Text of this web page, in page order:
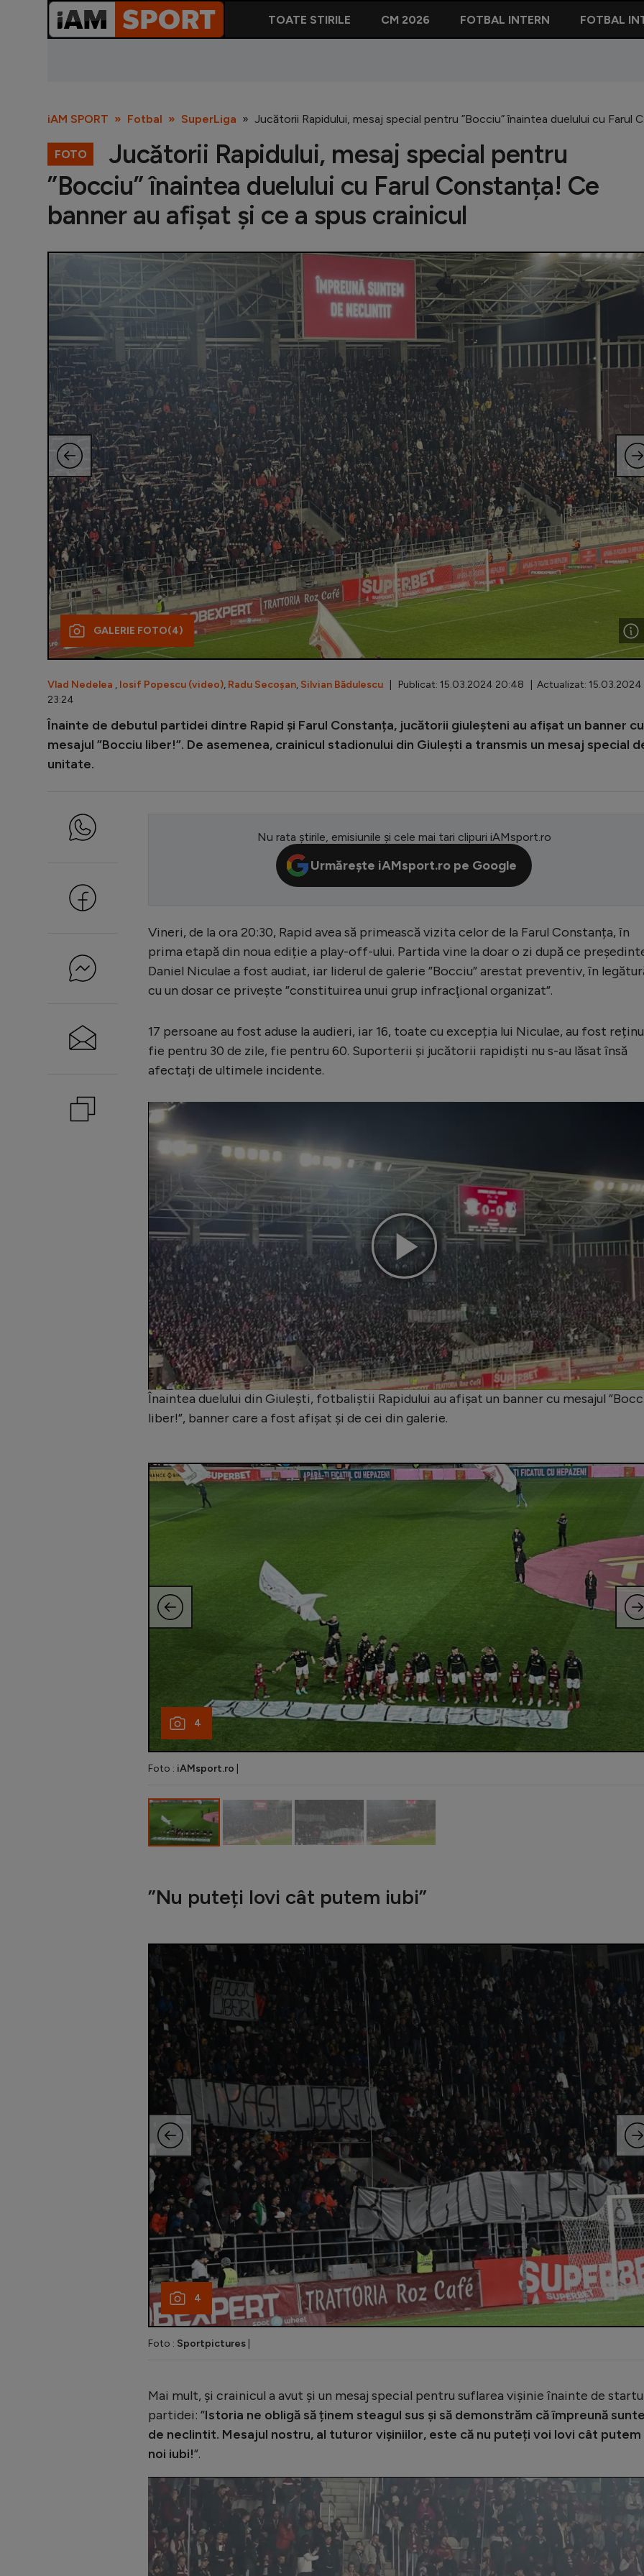
TOATE STIRILE CM 2026 FOTBAL INTERN FOTBAL
iAM SPORT Fotbal SuperLiga Jucătorii Rapidului, mesaj special pentru ”Bocciu” înaintea duelului cu
FOTO
Jucătorii Rapidului, mesaj special pentru
”Bocciu” înaintea duelului cu Farul Constanța! Ce
banner au afișat și ce a spus crainicul
GALERIE FOTO(4)
Vlad Nedelea , Iosif Popescu (video), Radu Secoșan, Silvian Bădulescu | Publicat: 15.03.2024 20:48 | Actualizat: 15.03.2024
23:24
Înainte de debutul partidei dintre Rapid și Farul Constanța, jucătorii giuleșteni au afișat un banner cu
mesajul ”Bocciu liber!”. De asemenea, crainicul stadionului din Giulești a transmis un mesaj special
unitate.
Nu rata știrile, emisiunile și cele mai tari clipuri iAMsport.ro
Urmărește iAMsport.ro pe Google
Vineri, de la ora 20:30, Rapid avea să primească vizita celor de la Farul Constanța, în
prima etapă din noua ediție a play-off-ului. Partida vine la doar o zi după ce
Daniel Niculae a fost audiat, iar liderul de galerie ”Bocciu” arestat preventiv, în
cu un dosar ce privește ”constituirea unui grup infracţional organizat”.
17 persoane au fost aduse la audieri, iar 16, toate cu excepția lui Niculae, au fost
fie pentru 30 de zile, fie pentru 60. Suporterii și jucătorii rapidiști nu s-au lăsat însă
afectați de ultimele incidente.
Play
Video
Înaintea duelului din Giulești, fotbaliștii Rapidului au afișat un banner cu mesajul
liber!”, banner care a fost afișat și de cei din galerie.
4
Foto : iAMsport.ro
”Nu puteți lovi cât putem iubi”
4
Foto : Sportpictures
Mai mult, și crainicul a avut și un mesaj special pentru suflarea vișinie înainte de
partidei: ”Istoria ne obligă să ținem steagul sus și să demonstrăm că împreună
de neclintit. Mesajul nostru, al tuturor vișiniilor, este că nu puteți voi lovi cât putem
noi iubi!”.